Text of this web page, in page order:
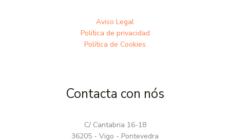
Aviso Legal
Política de privacidad
Política de Cookies
Contacta con nós
C/ Cantabria 16-18
36205 - Vigo - Pontevedra